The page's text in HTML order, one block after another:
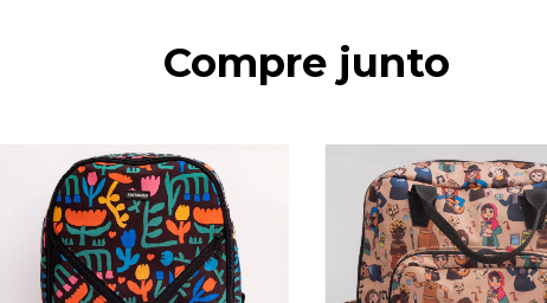
Compre junto